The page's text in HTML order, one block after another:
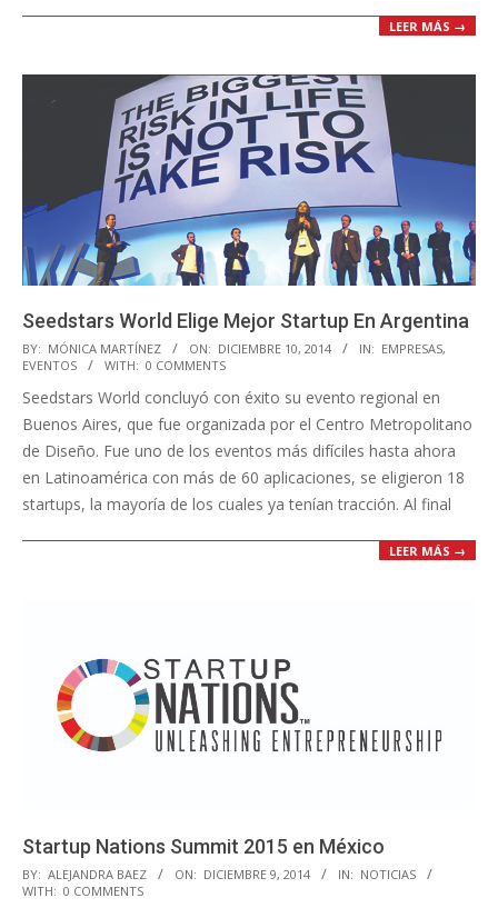
LEER MÁS →
Seedstars World Elige Mejor Startup En Argentina
2014-
12-
10
BY: MÓNICA MARTÍNEZ ON: DICIEMBRE 10, 2014 IN: EMPRESAS,
EVENTOS
WITH: 0 COMMENTS
Seedstars World concluyó con éxito su evento regional en
Buenos Aires, que fue organizada por el Centro Metropolitano
de Diseño. Fue uno de los eventos más difíciles hasta ahora
en Latinoamérica con más de 60 aplicaciones, se eligieron 18
startups, la mayoría de los cuales ya tenían tracción. Al final
LEER MÁS →
Startup Nations Summit 2015 en México
2014-
12-
BY: ALEJANDRA BAEZ ON: DICIEMBRE 9, 2014 IN: NOTICIAS
WITH: 0 COMMENTS